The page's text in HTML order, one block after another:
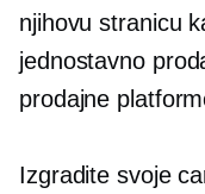
njihovu stranicu
jednostavno
prodajne
Izgradite svoje